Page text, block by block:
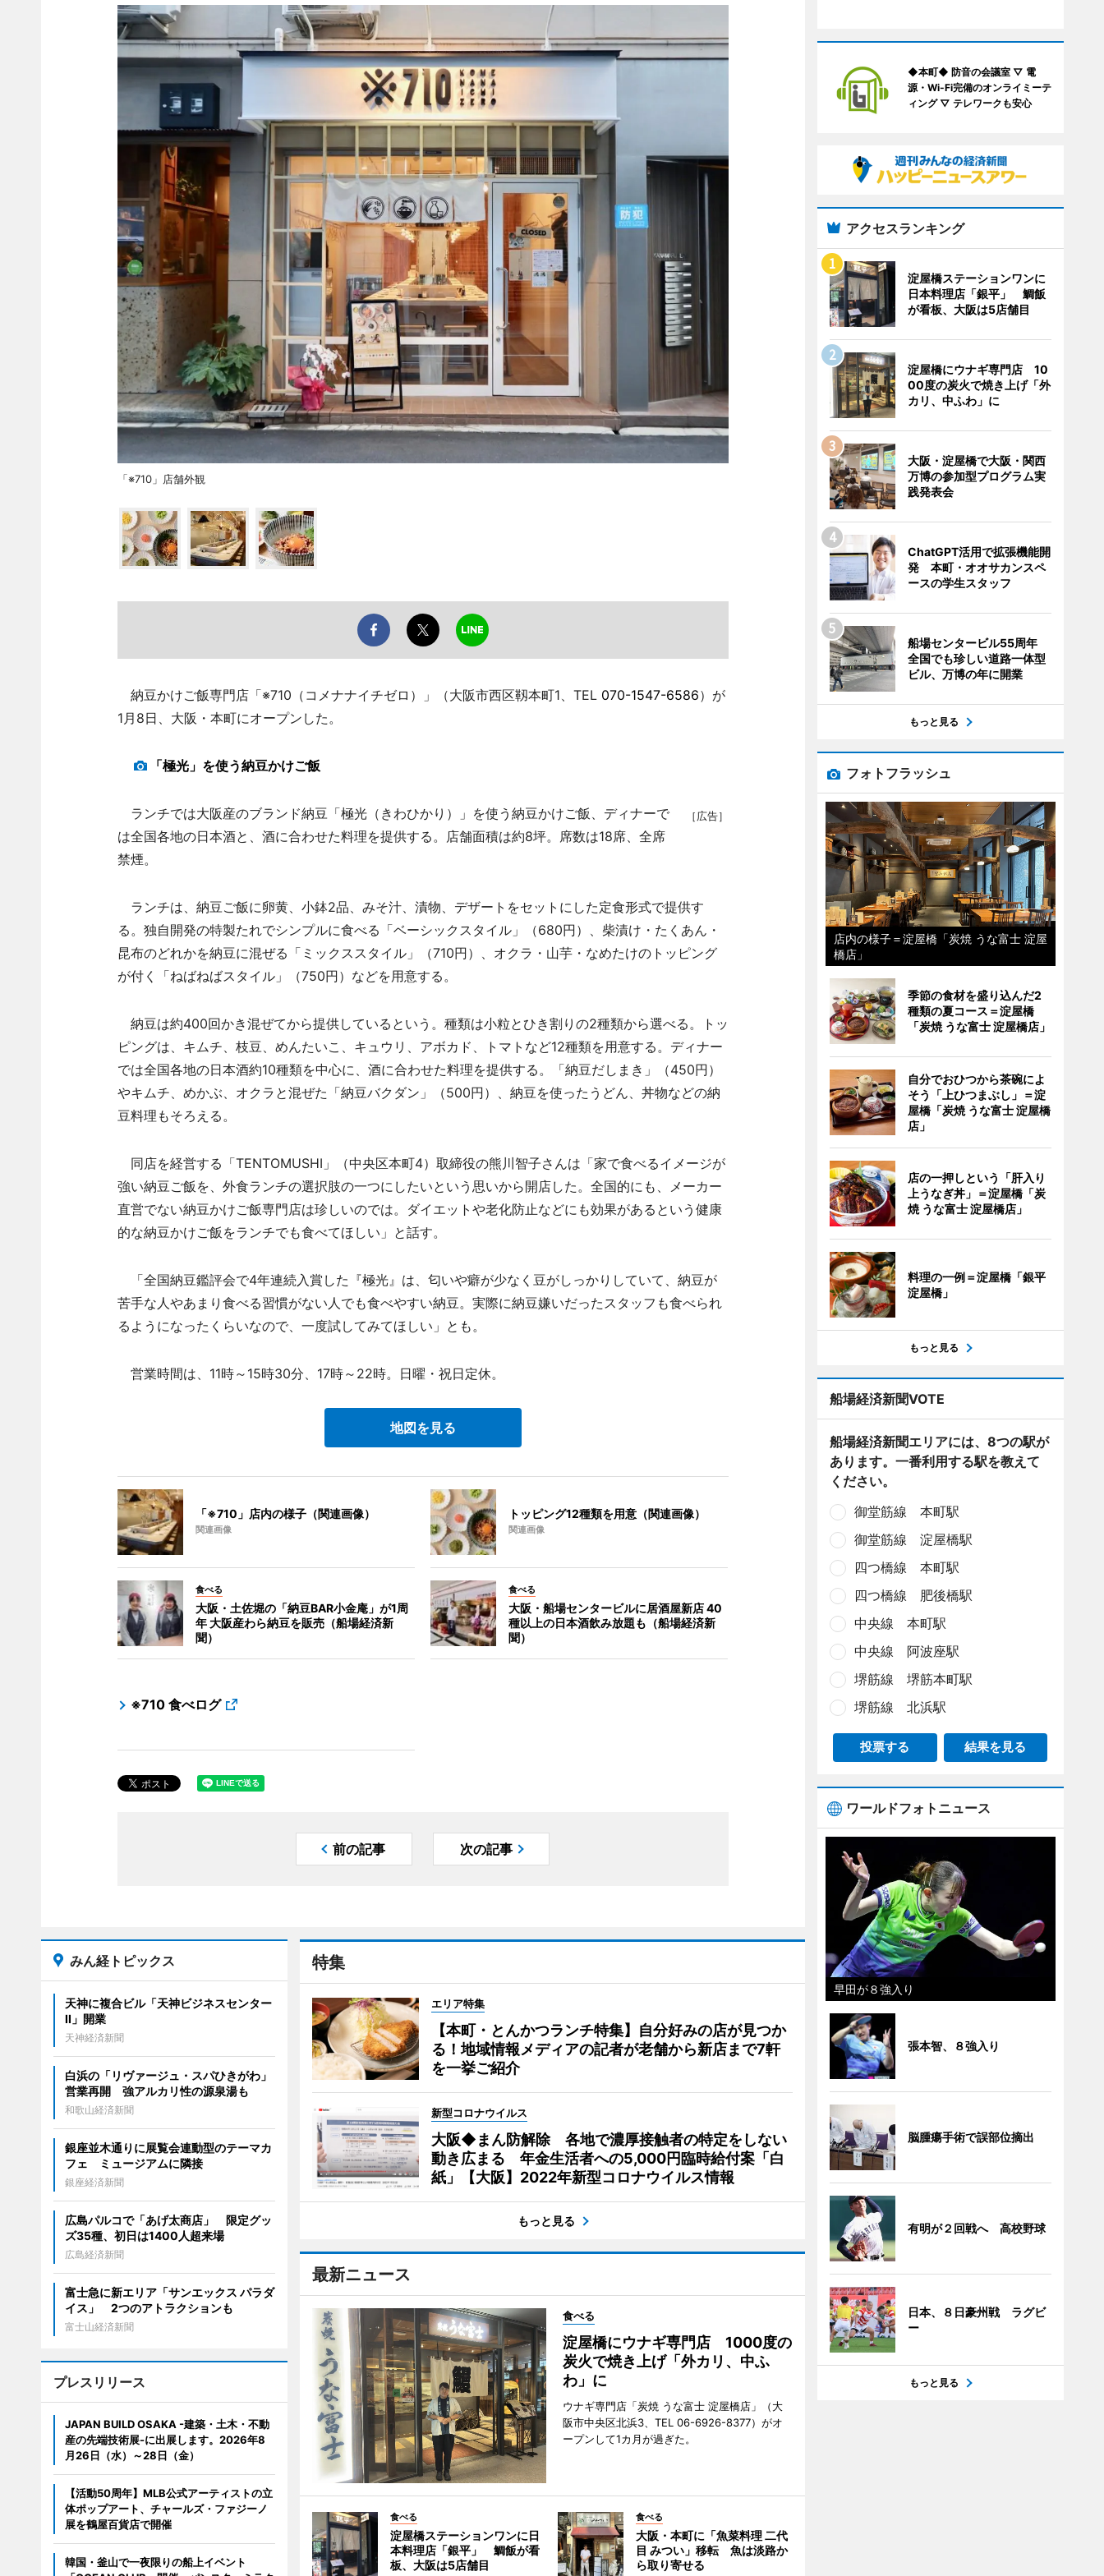
「※710」店舗外観
納豆かけご飯専門店「※710（コメナナイチゼロ）」（大阪市西区靱本町1、TEL 070-1547-6586）が
1月8日、大阪・本町にオープンした。
「極光」を使う納豆かけご飯
［広告］
ランチでは大阪産のブランド納豆「極光（きわひかり）」を使う納豆かけご飯、ディナーで
は全国各地の日本酒と、酒に合わせた料理を提供する。店舗面積は約8坪。席数は18席、全席
禁煙。
ランチは、納豆ご飯に卵黄、小鉢2品、みそ汁、漬物、デザートをセットにした定食形式で提供す
る。独自開発の特製たれでシンプルに食べる「ベーシックスタイル」（680円）、柴漬け・たくあん・
昆布のどれかを納豆に混ぜる「ミックススタイル」（710円）、オクラ・山芋・なめたけのトッピング
が付く「ねばねばスタイル」（750円）などを用意する。
納豆は約400回かき混ぜてから提供しているという。種類は小粒とひき割りの2種類から選べる。トッ
ピングは、キムチ、枝豆、めんたいこ、キュウリ、アボカド、トマトなど12種類を用意する。ディナー
では全国各地の日本酒約10種類を中心に、酒に合わせた料理を提供する。「納豆だしまき」（450円）
やキムチ、めかぶ、オクラと混ぜた「納豆バクダン」（500円）、納豆を使ったうどん、丼物などの納
豆料理もそろえる。
同店を経営する「TENTOMUSHI」（中央区本町4）取締役の熊川智子さんは「家で食べるイメージが
強い納豆ご飯を、外食ランチの選択肢の一つにしたいという思いから開店した。全国的にも、メーカー
直営でない納豆かけご飯専門店は珍しいのでは。ダイエットや老化防止などにも効果があるという健康
的な納豆かけご飯をランチでも食べてほしい」と話す。
「全国納豆鑑評会で4年連続入賞した『極光』は、匂いや癖が少なく豆がしっかりしていて、納豆が
苦手な人やあまり食べる習慣がない人でも食べやすい納豆。実際に納豆嫌いだったスタッフも食べられ
るようになったくらいなので、一度試してみてほしい」とも。
営業時間は、11時～15時30分、17時～22時。日曜・祝日定休。
地図を見る
「※710」店内の様子（関連画像）
関連画像
トッピング12種類を用意（関連画像）
関連画像
食べる
大阪・土佐堀の「納豆BAR小金庵」が1周
年 大阪産わら納豆を販売（船場経済新
聞）
食べる
大阪・船場センタービルに居酒屋新店 40
種以上の日本酒飲み放題も（船場経済新
聞）
※710 食べログ
前の記事 次の記事
特集
エリア特集
【本町・とんかつランチ特集】自分好みの店が見つか
る！地域情報メディアの記者が老舗から新店まで7軒
を一挙ご紹介
新型コロナウイルス
大阪◆まん防解除 各地で濃厚接触者の特定をしない
動き広まる 年金生活者への5,000円臨時給付案「白
紙」【大阪】2022年新型コロナウイルス情報
もっと見る
最新ニュース
食べる
淀屋橋にウナギ専門店 1000度の
炭火で焼き上げ「外カリ、中ふ
わ」に
ウナギ専門店「炭焼 うな富士 淀屋橋店」（大
阪市中央区北浜3、TEL 06-6926-8377）がオ
ープンして1カ月が過ぎた。
食べる
淀屋橋ステーションワンに日
本料理店「銀平」 鯛飯が看
板、大阪は5店舗目
食べる
大阪・本町に「魚菜料理 二代
目 みつい」移転 魚は淡路か
ら取り寄せる
みん経トピックス
天神に複合ビル「天神ビジネスセンター
II」開業
天神経済新聞
白浜の「リヴァージュ・スパひきがわ」
営業再開 強アルカリ性の源泉湯も
和歌山経済新聞
銀座並木通りに展覧会連動型のテーマカ
フェ ミュージアムに隣接
銀座経済新聞
広島パルコで「あげ太商店」 限定グッ
ズ35種、初日は1400人超来場
広島経済新聞
富士急に新エリア「サンエックス パラダ
イス」 2つのアトラクションも
富士山経済新聞
プレスリリース
JAPAN BUILD OSAKA -建築・土木・不動
産の先端技術展-に出展します。2026年8
月26日（水）～28日（金）
【活動50周年】MLB公式アーティストの立
体ポップアート、チャールズ・ファジーノ
展を鶴屋百貨店で開催
韓国・釜山で一夜限りの船上イベント
◆本町◆ 防音の会議室 ▽ 電
源・Wi-Fi完備のオンライミーテ
ィング ▽ テレワークも安心
アクセスランキング
淀屋橋ステーションワンに
日本料理店「銀平」 鯛飯
が看板、大阪は5店舗目
淀屋橋にウナギ専門店 10
00度の炭火で焼き上げ「外
カリ、中ふわ」に
大阪・淀屋橋で大阪・関西
万博の参加型プログラム実
践発表会
ChatGPT活用で拡張機能開
発 本町・オオサカンスペ
ースの学生スタッフ
船場センタービル55周年
全国でも珍しい道路一体型
ビル、万博の年に開業
もっと見る
フォトフラッシュ
店内の様子＝淀屋橋「炭焼 うな富士 淀屋
橋店」
季節の食材を盛り込んだ2
種類の夏コース＝淀屋橋
「炭焼 うな富士 淀屋橋店」
自分でおひつから茶碗によ
そう「上ひつまぶし」＝淀
屋橋「炭焼 うな富士 淀屋橋
店」
店の一押しという「肝入り
上うなぎ丼」＝淀屋橋「炭
焼 うな富士 淀屋橋店」
料理の一例＝淀屋橋「銀平
淀屋橋」
もっと見る
船場経済新聞VOTE
船場経済新聞エリアには、8つの駅が
あります。一番利用する駅を教えて
ください。
御堂筋線 本町駅
御堂筋線 淀屋橋駅
四つ橋線 本町駅
四つ橋線 肥後橋駅
中央線 本町駅
中央線 阿波座駅
堺筋線 堺筋本町駅
堺筋線 北浜駅
投票する 結果を見る
ワールドフォトニュース
早田が８強入り
張本智、８強入り
脳腫瘍手術で誤部位摘出
有明が２回戦へ 高校野球
日本、８日豪州戦 ラグビ
ー
もっと見る